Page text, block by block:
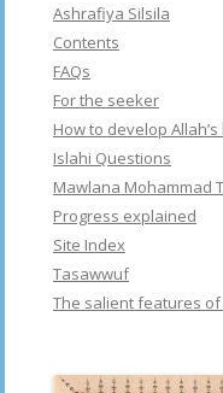
Ashrafiya Silsila
Contents
FAQs
For the seeker
How to develop Allah’s
Islahi Questions
Mawlana Mohammad
Progress explained
Site Index
Tasawwuf
The salient features